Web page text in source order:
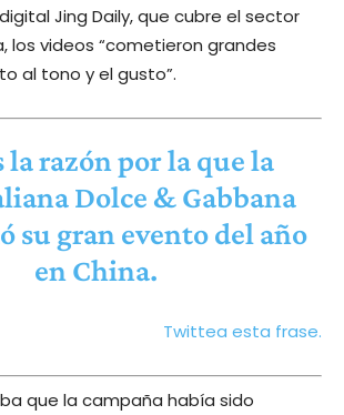
Jing Daily, que cubre el sector
los videos “cometieron grandes
al tono y el gusto”.
la razón por la que la
Dolce & Gabbana
su gran evento del año
en China.
Twittea esta frase.
que la campaña había sido